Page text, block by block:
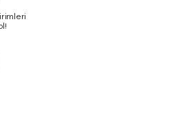
Toplantı